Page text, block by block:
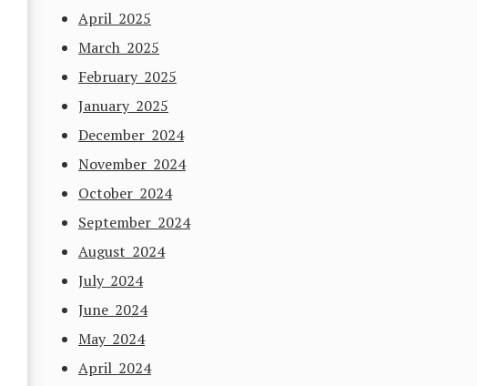
April 2025
March 2025
February 2025
January 2025
December 2024
November 2024
October 2024
September 2024
August 2024
July 2024
June 2024
May 2024
April 2024